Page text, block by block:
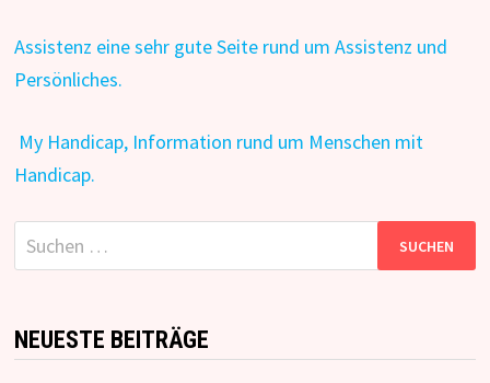
Assistenz eine sehr gute Seite rund um Assistenz und
Persönliches.
My Handicap, Information rund um Menschen mit
Handicap.
Suchen
nach:
NEUESTE BEITRÄGE